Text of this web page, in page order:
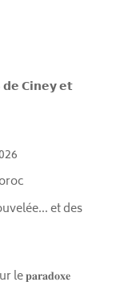
𝗖𝗶𝗻𝗲𝘆 𝗲𝘁
et des
le 𝐩𝐚𝐫𝐚𝐝𝐨𝐱𝐞